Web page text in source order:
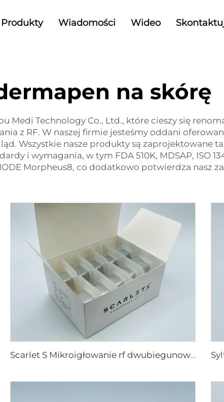
Produkty Wiadomości Wideo
na skórę
Medi Technology Co., Ltd., które cieszy się
z RF. W naszej firmie jesteśmy oddani
Wszystkie nasze produkty są zaprojektowane
i wymagania, w tym FDA 510K, MDSAP, ISO
Morpheus8, co dodatkowo potwierdza nasz
Scarlet S Mikroigłowanie rf dwubiegunowe elektrody zużywalne końcówki 25pin